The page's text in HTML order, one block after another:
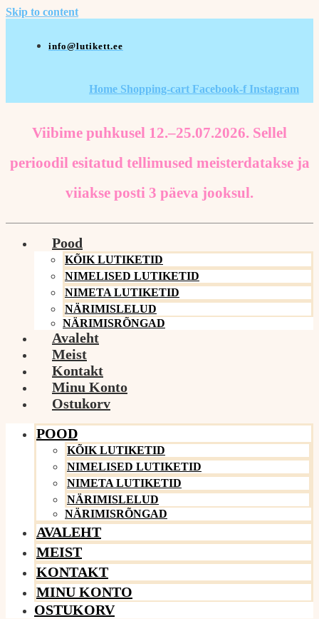
Skip to content
info@lutikett.ee
Home Shopping-cart Facebook-f Instagram
Viibime puhkusel 12.–25.07.2026. Sellel
perioodil esitatud tellimused meisterdatakse ja
viiakse posti 3 päeva jooksul.
Pood
KÕIK LUTIKETID
NIMELISED LUTIKETID
NIMETA LUTIKETID
NÄRIMISLELUD
NÄRIMISRÕNGAD
Avaleht
Meist
Kontakt
Minu Konto
Ostukorv
POOD
KÕIK LUTIKETID
NIMELISED LUTIKETID
NIMETA LUTIKETID
NÄRIMISLELUD
NÄRIMISRÕNGAD
AVALEHT
MEIST
KONTAKT
MINU KONTO
OSTUKORV